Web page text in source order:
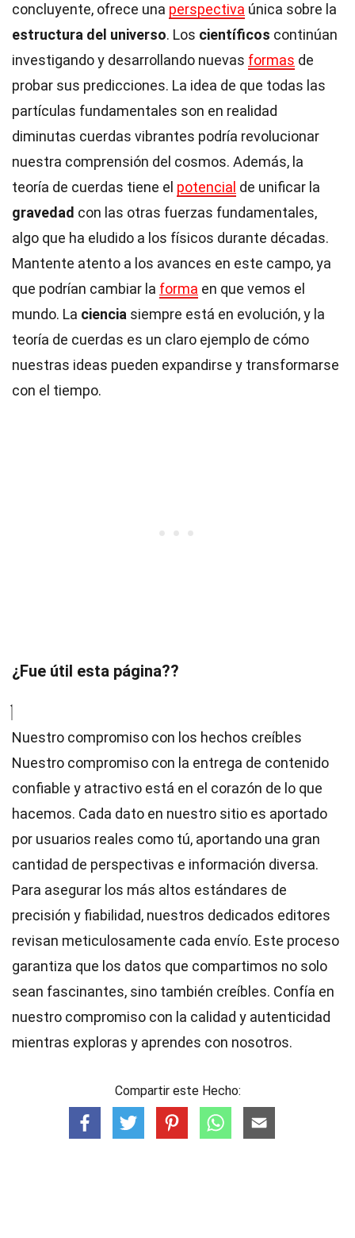
concluyente, ofrece una perspectiva única sobre la
estructura del universo. Los científicos continúan
investigando y desarrollando nuevas formas de
probar sus predicciones. La idea de que todas las
partículas fundamentales son en realidad
diminutas cuerdas vibrantes podría revolucionar
nuestra comprensión del cosmos. Además, la
teoría de cuerdas tiene el potencial de unificar la
gravedad con las otras fuerzas fundamentales,
algo que ha eludido a los físicos durante décadas.
Mantente atento a los avances en este campo, ya
que podrían cambiar la forma en que vemos el
mundo. La ciencia siempre está en evolución, y la
teoría de cuerdas es un claro ejemplo de cómo
nuestras ideas pueden expandirse y transformarse
con el tiempo.
¿Fue útil esta página??
Nuestro compromiso con los hechos creíbles
Nuestro compromiso con la entrega de contenido
confiable y atractivo está en el corazón de lo que
hacemos. Cada dato en nuestro sitio es aportado
por usuarios reales como tú, aportando una gran
cantidad de perspectivas e información diversa.
Para asegurar los más altos estándares de
precisión y fiabilidad, nuestros dedicados editores
revisan meticulosamente cada envío. Este proceso
garantiza que los datos que compartimos no solo
sean fascinantes, sino también creíbles. Confía en
nuestro compromiso con la calidad y autenticidad
mientras exploras y aprendes con nosotros.
Compartir este Hecho: